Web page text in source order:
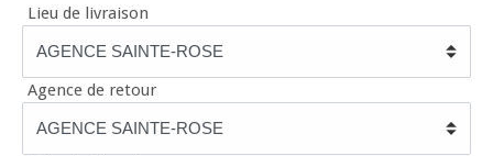
Lieu de livraison
Agence de retour